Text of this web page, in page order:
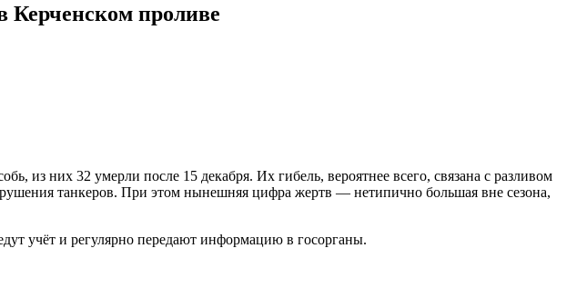
Керченском проливе
из них 32 умерли после 15 декабря. Их гибель, вероятнее всего, связана с разливом
танкеров. При этом нынешняя цифра жертв — нетипично большая вне сезона,
учёт и регулярно передают информацию в госорганы.